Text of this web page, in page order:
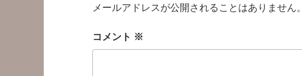
メールアドレスが公開されることはありません。
コメント ※